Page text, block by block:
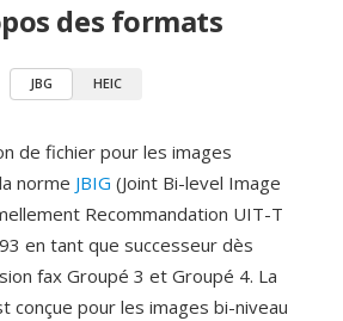
des formats
JBG HEIC
de fichier pour les images
norme JBIG (Joint Bi-level Image
Recommandation UIT-T
en tant que successeur dès
fax Groupé 3 et Groupé 4. La
conçue pour les images bi-niveau